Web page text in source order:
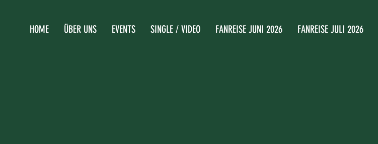
HOME ÜBER UNS EVENTS SINGLE / VIDEO FANREISE JUNI 2026 FANREISE JULI 2026